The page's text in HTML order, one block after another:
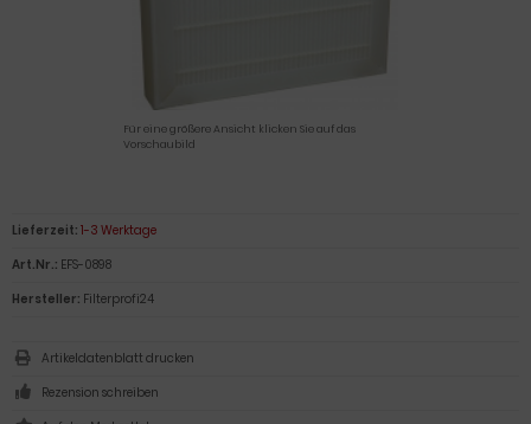
Für eine größere Ansicht klicken Sie auf das
Vorschaubild
Lieferzeit: 1-3 Werktage
Art.Nr.: EFS-0898
Hersteller: Filterprofi24
Artikeldatenblatt drucken
Rezension schreiben